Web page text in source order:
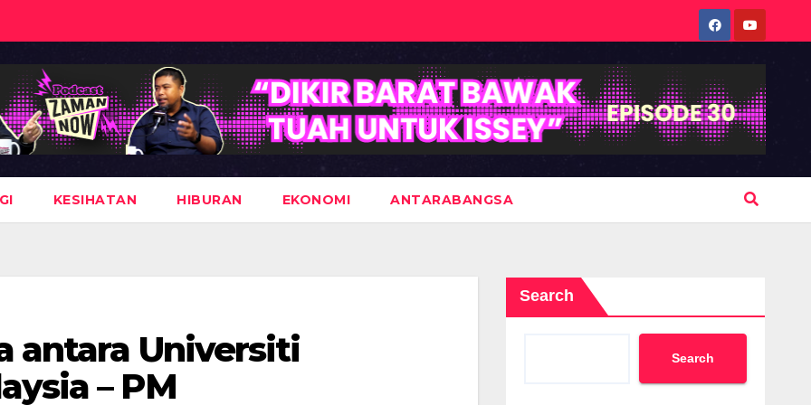
KESIHATAN HIBURAN EKONOMI ANTARABANGSA
antara Universiti
– PM
Search
Search